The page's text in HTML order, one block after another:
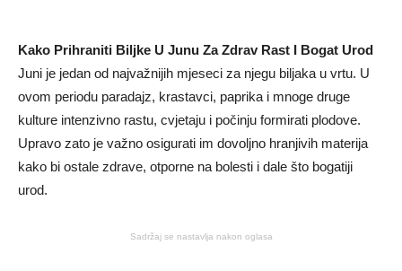
Kako Prihraniti Biljke U Junu Za Zdrav Rast I Bogat Urod
Juni je jedan od najvažnijih mjeseci za njegu biljaka u vrtu. U
ovom periodu paradajz, krastavci, paprika i mnoge druge
kulture intenzivno rastu, cvjetaju i počinju formirati plodove.
Upravo zato je važno osigurati im dovoljno hranjivih materija
kako bi ostale zdrave, otporne na bolesti i dale što bogatiji
urod.
Sadržaj se nastavlja nakon oglasa